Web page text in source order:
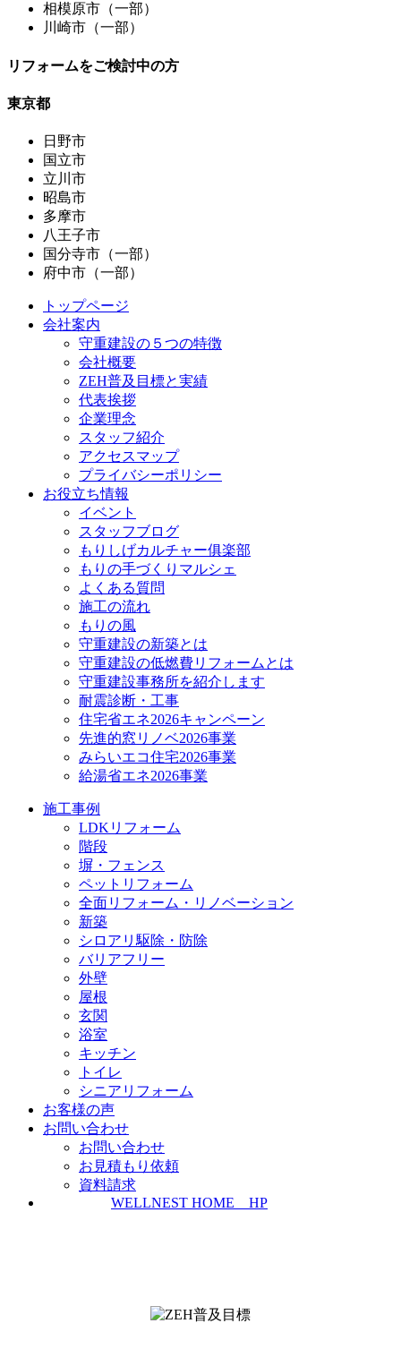
相模原市（一部）
川崎市（一部）
リフォームをご検討中の方
東京都
日野市
国立市
立川市
昭島市
多摩市
八王子市
国分寺市（一部）
府中市（一部）
トップページ
会社案内
守重建設の５つの特徴
会社概要
ZEH普及目標と実績
代表挨拶
企業理念
スタッフ紹介
アクセスマップ
プライバシーポリシー
お役立ち情報
イベント
スタッフブログ
もりしげカルチャー俱楽部
もりの手づくりマルシェ
よくある質問
施工の流れ
もりの風
守重建設の新築とは
守重建設の低燃費リフォームとは
守重建設事務所を紹介します
耐震診断・工事
住宅省エネ2026キャンペーン
先進的窓リノベ2026事業
みらいエコ住宅2026事業
給湯省エネ2026事業
施工事例
LDKリフォーム
階段
塀・フェンス
ペットリフォーム
全面リフォーム・リノベーション
新築
シロアリ駆除・防除
バリアフリー
外壁
屋根
玄関
浴室
キッチン
トイレ
シニアリフォーム
お客様の声
お問い合わせ
お問い合わせ
お見積もり依頼
資料請求
WELLNEST HOME HP